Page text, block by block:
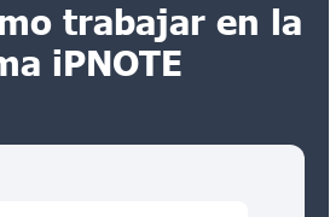
trabajar en la
iPNOTE